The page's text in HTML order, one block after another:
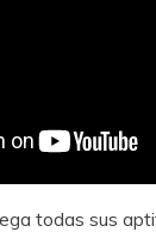
todas sus